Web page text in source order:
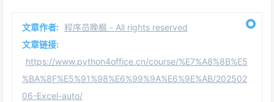
文章作者: 程序员晚枫 - All rights reserved
文章链接:
https://www.python4office.cn/course/%E7%A8%8B%E5
%BA%8F%E5%91%98%E6%99%9A%E6%9E%AB/202502
06-Excel-auto/